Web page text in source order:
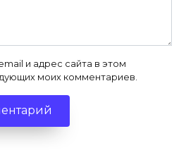
и адрес сайта в этом
моих комментариев.